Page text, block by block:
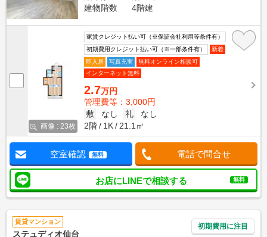
建物階数
4階建
画像 : 23枚
家賃クレジット払い可（※保証会社利用等条件有）
初期費用クレジット払い可（※一部条件有）
新着
即入居
写真充実
無料オンライン相談可
インターネット無料
2.7万円
管理費等：3,000円
敷
なし 礼
なし
2階
1K 21.1㎡
空室確認 無料 電話で問合せ
お店にLINEで相談する 無料
賃貸マンション
ステュディオ仙台
初期費用に注目